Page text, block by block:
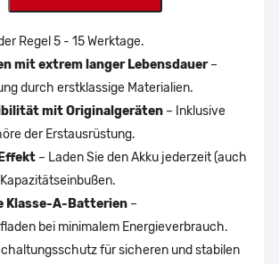
Regel 5 - 15 Werktage.
mit extrem langer Lebensdauer–
durch erstklassige Materialien.
mit Originalgeräten – Inklusive
der Erstausrüstung.
– Laden Sie den Akku jederzeit (auch
Klasse-A-Batterien –
bei minimalem Energieverbrauch.
für sicheren und stabilen